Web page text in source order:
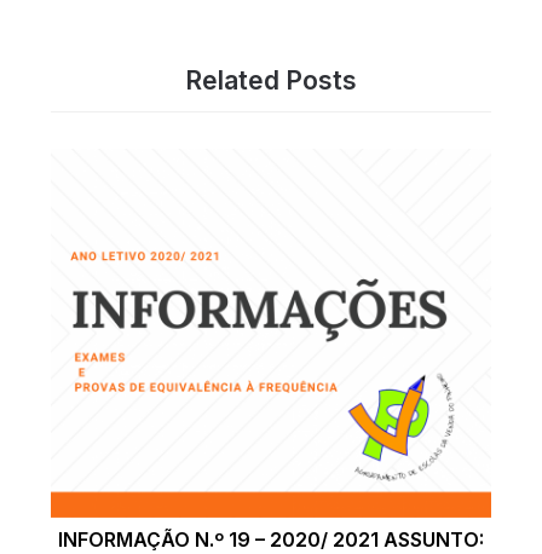
Related Posts
INFORMAÇÃO N.º 19 – 2020/ 2021 ASSUNTO: